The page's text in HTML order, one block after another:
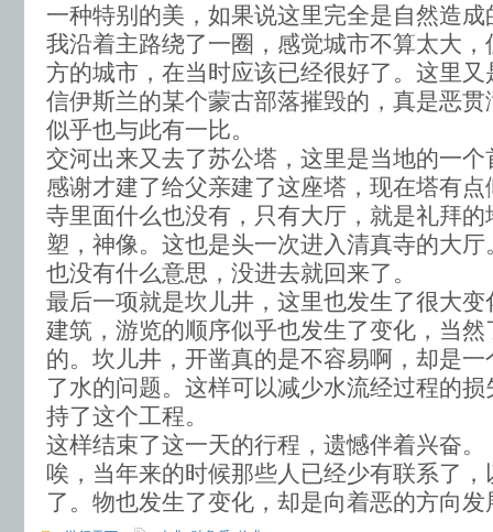
一种特别的美，如果说这里完全是自然造
我沿着主路绕了一圈，感觉城市不算太大
方的城市，在当时应该已经很好了。这里
信伊斯兰的某个蒙古部落摧毁的，真是恶
似乎也与此有一比。
交河出来又去了苏公塔，这里是当地的一
感谢才建了给父亲建了这座塔，现在塔有
寺里面什么也没有，只有大厅，就是礼拜
塑，神像。这也是头一次进入清真寺的大
也没有什么意思，没进去就回来了。
最后一项就是坎儿井，这里也发生了很大
建筑，游览的顺序似乎也发生了变化，当
的。坎儿井，开凿真的是不容易啊，却是
了水的问题。这样可以减少水流经过程的
持了这个工程。
这样结束了这一天的行程，遗憾伴着兴奋。
唉，当年来的时候那些人已经少有联系了
了。物也发生了变化，却是向着恶的方向